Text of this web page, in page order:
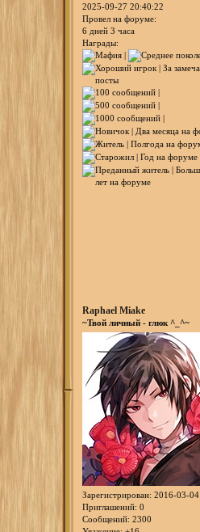
2025-09-27 20:40:22
Провел на форуме:
6 дней 3 часа
Награды:
Raphael Miake
~Твой личный - глюк ^_^~
Зарегистрирован: 2016-03-04
Приглашений: 0
Сообщений: 2300